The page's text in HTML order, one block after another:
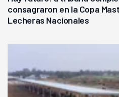
consagraron en la Copa
Lecheras Nacionales